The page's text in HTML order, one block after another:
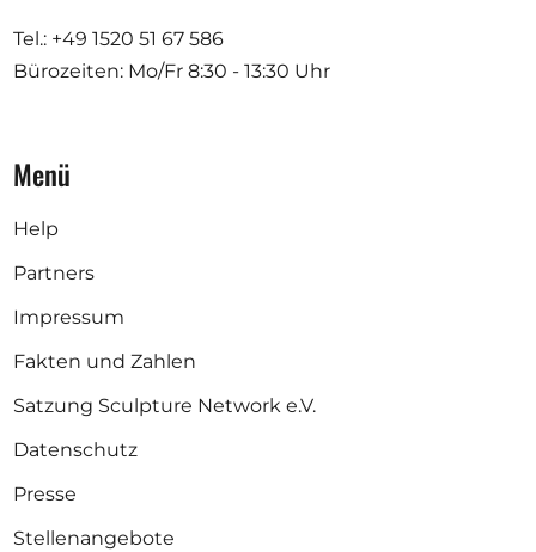
Tel.: +49 1520 51 67 586
Bürozeiten: Mo/Fr 8:30 - 13:30 Uhr
Menü
Help
Partners
Impressum
Fakten und Zahlen
Satzung Sculpture Network e.V.
Datenschutz
Presse
Stellenangebote